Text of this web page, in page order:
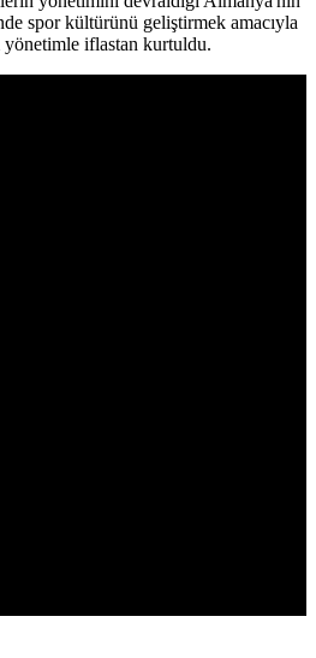
spor kültürünü geliştirmek amacıyla
yönetimle iflastan kurtuldu.